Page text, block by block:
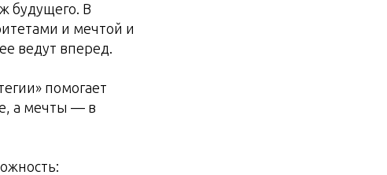
будущего. В
и мечтой и
ведут вперед.
помогает
а мечты — в